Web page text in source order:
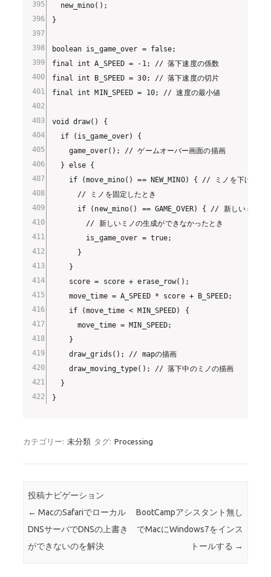
  new_mino();
}
boolean is_game_over = false;
final int A_SPEED = -1; // 落下速度の係数
final int B_SPEED = 30; // 落下速度の切片
final int MIN_SPEED = 10; // 速度の最小値
void draw() {
  if (is_game_over) {
    game_over(); // ゲームオーバー画面の描画
  } else {
    if (move_mino() == NEW_MINO) { // ミノを下げる
      // ミノを固定したとき
if (new_mino() == GAME_OVER) { // 新しいミノの
        // 新しいミノの生成ができなかったとき
        is_game_over = true;
      }
    }
    score = score + erase_row();
    move_time = A_SPEED * score + B_SPEED;
    if (move_time < MIN_SPEED) {
      move_time = MIN_SPEED;
    }
    draw_grids(); // mapの描画
    draw_moving_type(); // 落下中のミノの描画
  }
}
カテゴリー: 未分類 タグ: Processing
投稿ナビゲーション
← MacのSafariでローカル
DNSサーバでDNSの上書き
ができないのを解決
BootCampアシスタント無し
でMacにWindows7をインス
トールする →